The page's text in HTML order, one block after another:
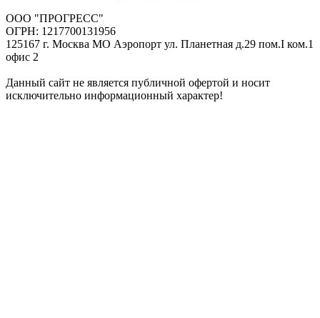
ООО "ПРОГРЕСС"
ОГРН: 1217700131956
125167 г. Москва МО Аэропорт ул. Планетная д.29 пом.I ком.1
офис 2
Данный сайт не является публичной офертой и носит
исключительно информационный характер!